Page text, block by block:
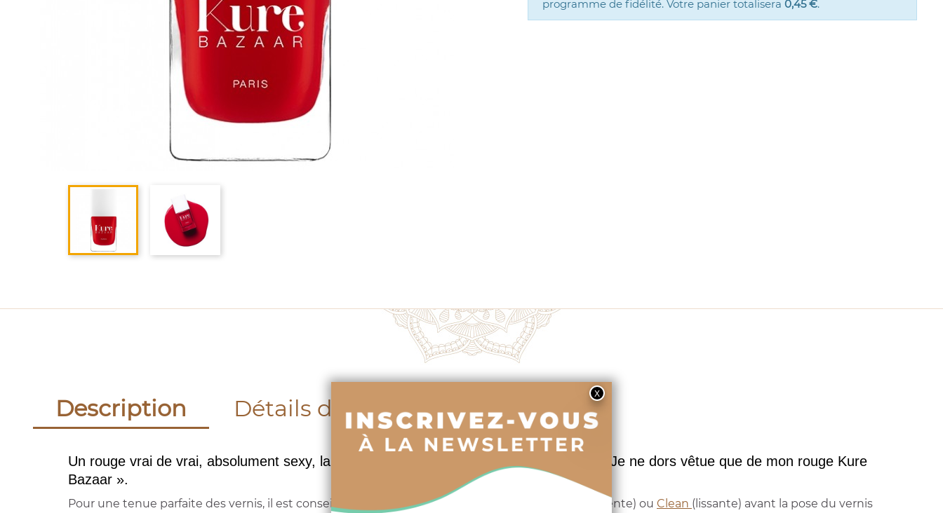
programme de fidélité. Votre panier totalisera 0,45 €.
Description Détails du produit
Un rouge vrai de vrai, absolument sexy, la femme faite laque. Celui dont vous direz : « Je ne dors vêtue que de mon rouge Kure
Bazaar ».
Pour une tenue parfaite des vernis, il est conseillé d'appliquer une des bases (transparente) ou Clean (lissante) avant la pose du vernis